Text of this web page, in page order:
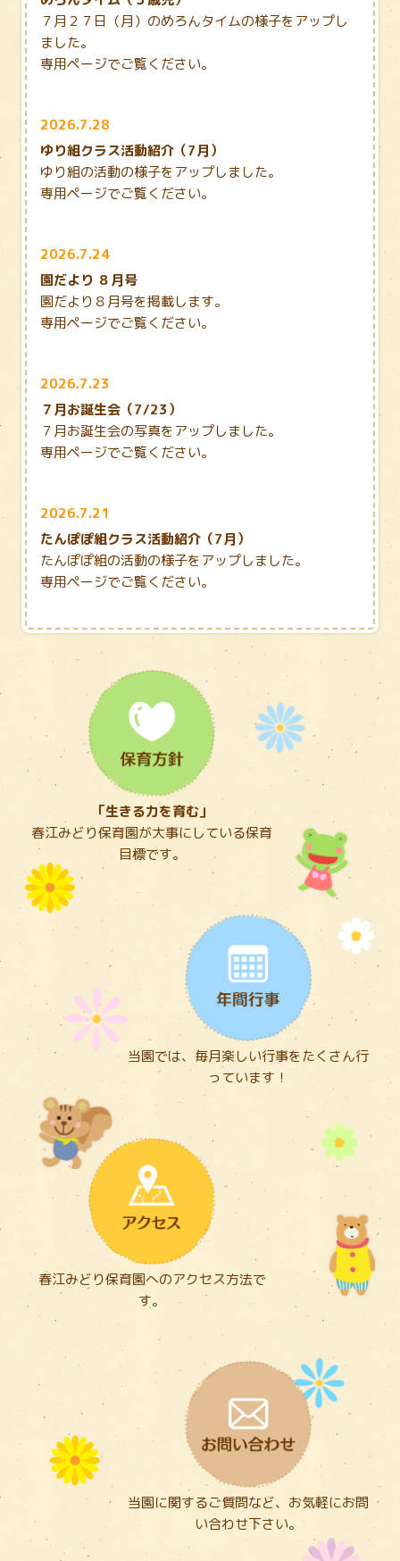
７月２７日（月）のめろんタイムの様子をアップし
ました。
専用ページでご覧ください。
2026.7.28
ゆり組クラス活動紹介（7月）
ゆり組の活動の様子をアップしました。
専用ページでご覧ください。
2026.7.24
園だより ８月号
園だより８月号を掲載します。
専用ページでご覧ください。
2026.7.23
７月お誕生会（7/23）
７月お誕生会の写真をアップしました。
専用ページでご覧ください。
2026.7.21
たんぽぽ組クラス活動紹介（7月）
たんぽぽ組の活動の様子をアップしました。
専用ページでご覧ください。
「生きる力を育む」
春江みどり保育園が大事にしている保育
目標です。
当園では、毎月楽しい行事をたくさん行
っています！
春江みどり保育園へのアクセス方法で
す。
当園に関するご質問など、お気軽にお問
い合わせ下さい。